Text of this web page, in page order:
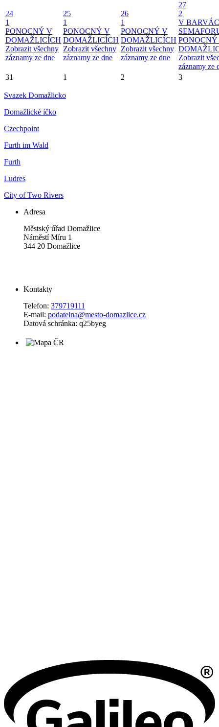
24
1
PONOCNÝ V
DOMAŽLICÍCH
Zobrazit všechny
záznamy ze dne
25
1
PONOCNÝ V
DOMAŽLICÍCH
Zobrazit všechny
záznamy ze dne
26
1
PONOCNÝ V
DOMAŽLICÍCH
Zobrazit všechny
záznamy ze dne
27
2
V
Zobrazit
záznamy ze
31
1 2 3
Svazek Domažlicko
Domažlické íčko
Czechpoint
Furth im Wald
Furth
Ludres
City of Two Rivers
Adresa
Městský úřad Domažlice
Náměstí Míru 1
344 20 Domažlice
Kontakty
Telefon: 379719111
E-mail: podatelna@mesto-domazlice.cz
Datová schránka: q25byeg